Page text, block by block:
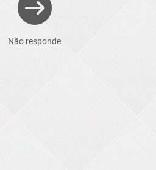
Não responde